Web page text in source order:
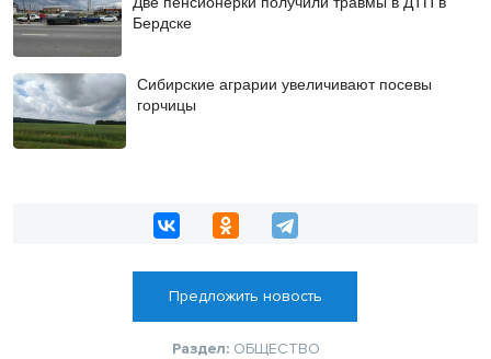
Бердске
Сибирские аграрии увеличивают посевы
горчицы
Предложить новость
Раздел: ОБЩЕСТВО